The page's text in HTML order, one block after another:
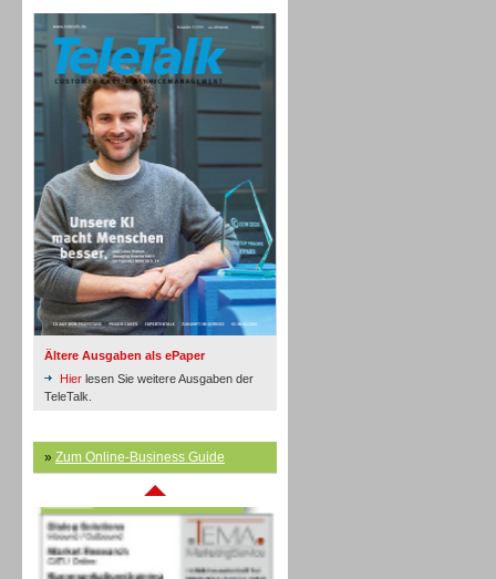
Ältere Ausgaben als ePaper
Hier lesen Sie weitere Ausgaben der
TeleTalk.
» Zum Online-Business Guide
Inbound
Inbound